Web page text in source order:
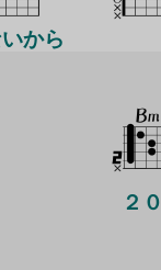
から
２０